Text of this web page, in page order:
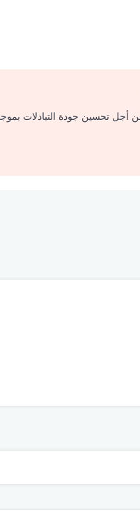
أجل تحسين جودة التبادلات